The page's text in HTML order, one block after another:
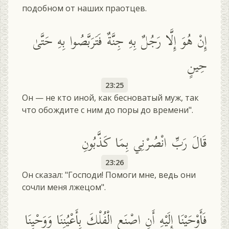
подобном от наших праотцев.
إِنْ هُوَ إِلَّا رَجُلٌ بِهِ جِنَّةٌ فَتَرَبَّصُوا بِهِ حَتَّىٰ
حِينٍ
23:25
Он — не кто иной, как бесноватый муж, так
что обождите с ним до поры до времени".
قَالَ رَبِّ انْصُرْنِي بِمَا كَذَّبُونِ
23:26
Он сказал: "Господи! Помоги мне, ведь они
сочли меня лжецом".
فَأَوْحَيْنَا إِلَيْهِ أَنِ اصْنَعِ الْفُلْكَ بِأَعْيُنِنَا وَوَحْيِنَا